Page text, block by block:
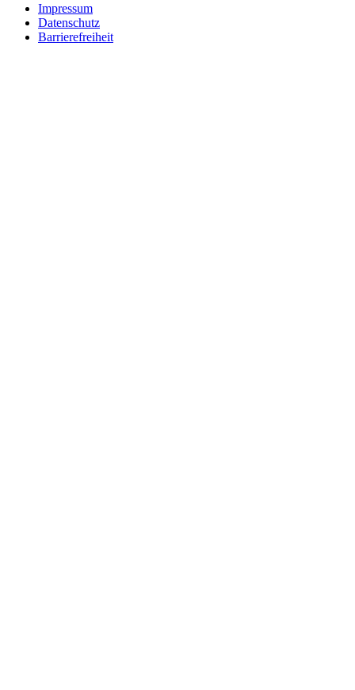
Impressum
Datenschutz
Barrierefreiheit